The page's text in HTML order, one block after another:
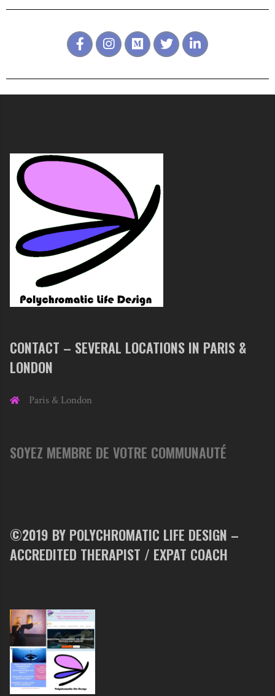
CONTACT – SEVERAL LOCATIONS IN PARIS &
LONDON
Paris & London
SOYEZ MEMBRE DE VOTRE COMMUNAUTÉ
©2019 BY POLYCHROMATIC LIFE DESIGN –
ACCREDITED THERAPIST / EXPAT COACH